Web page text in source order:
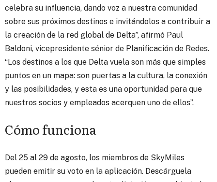
celebra su influencia, dando voz a nuestra comunidad
sobre sus próximos destinos e invitándolos a contribuir a
la creación de la red global de Delta”, afirmó Paul
Baldoni, vicepresidente sénior de Planificación de Redes.
“Los destinos a los que Delta vuela son más que simples
puntos en un mapa: son puertas a la cultura, la conexión
y las posibilidades, y esta es una oportunidad para que
nuestros socios y empleados acerquen uno de ellos”.
Cómo funciona
Del 25 al 29 de agosto, los miembros de SkyMiles
pueden emitir su voto en la aplicación. Descárguela